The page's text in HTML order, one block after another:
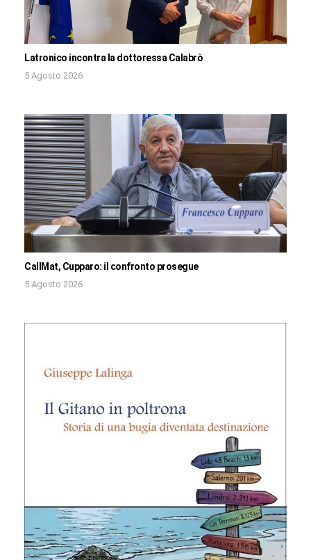
Latronico incontra la dottoressa Calabrò
5 Agosto 2026
CallMat, Cupparo: il confronto prosegue
5 Agosto 2026